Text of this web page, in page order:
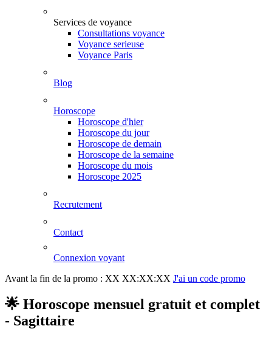
Services de voyance
Consultations voyance
Voyance serieuse
Voyance Paris
Blog
Horoscope
Horoscope d'hier
Horoscope du jour
Horoscope de demain
Horoscope de la semaine
Horoscope du mois
Horoscope 2025
Recrutement
Contact
Connexion voyant
Avant la fin de la promo : XX XX:XX:XX J'ai un code promo
🌟 Horoscope mensuel gratuit et complet
- Sagittaire